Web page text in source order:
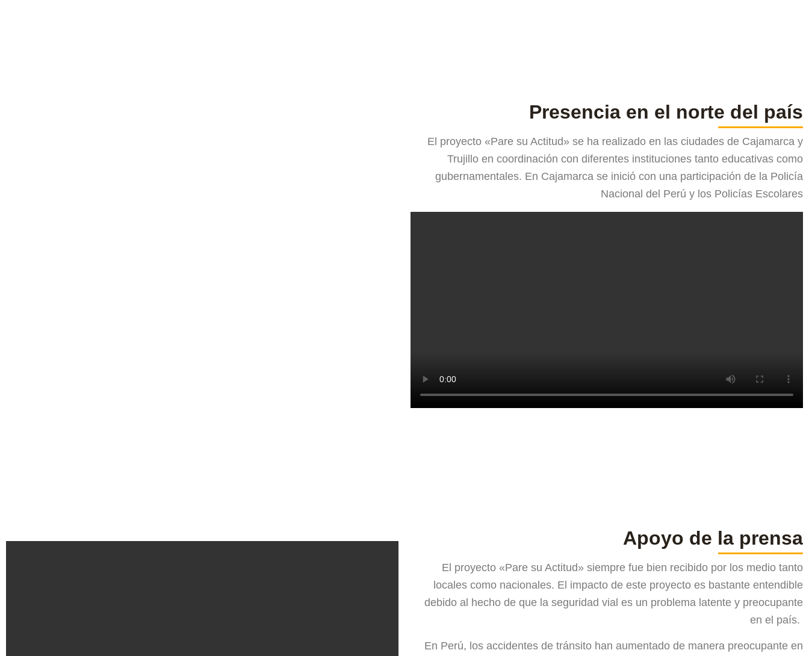
Presencia en el norte del país
El proyecto «Pare su Actitud» se ha realizado en las ciudades de Cajamarca y
Trujillo en coordinación con diferentes instituciones tanto educativas como
gubernamentales. En Cajamarca se inició con una participación de la Policía
Nacional del Perú y los Policías Escolares
Apoyo de la prensa
El proyecto «Pare su Actitud» siempre fue bien recibido por los medio tanto
locales como nacionales. El impacto de este proyecto es bastante entendible
debido al hecho de que la seguridad vial es un problema latente y preocupante
en el país.
En Perú, los accidentes de tránsito han aumentado de manera preocupante en